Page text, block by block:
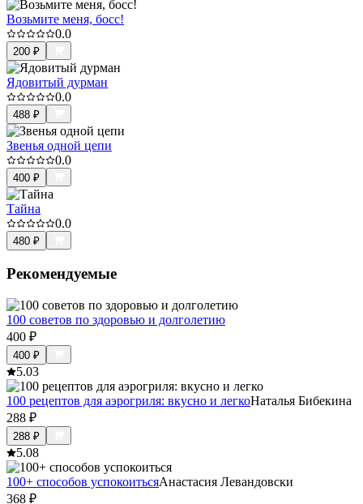
Возьмите меня, босс!
0.0
200 ₽
Ядовитый дурман
0.0
488 ₽
Звенья одной цепи
0.0
400 ₽
Тайна
0.0
480 ₽
Рекомендуемые
100 советов по здоровью и долголетию
400 ₽
400 ₽
5.03
100 рецептов для аэрогриля: вкусно и легкоНаталья Бибекина
288 ₽
288 ₽
5.08
100+ способов успокоитьсяАнастасия Левандовски
368 ₽